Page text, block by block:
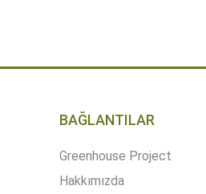
BAĞLANTILAR
Greenhouse Project
Hakkımızda